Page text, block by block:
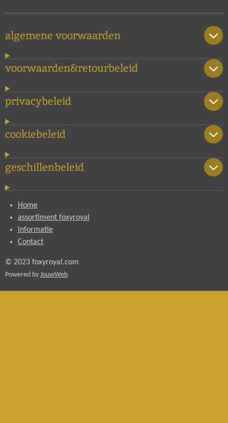
algemene voorwaarden
voorwaarden&retourbeleid
privacybeleid
cookiebeleid
geschillenbeleid
Home
assortiment foxyroyal
Informatie
Contact
© 2023 foxyroyal.com
Powered by JouwWeb